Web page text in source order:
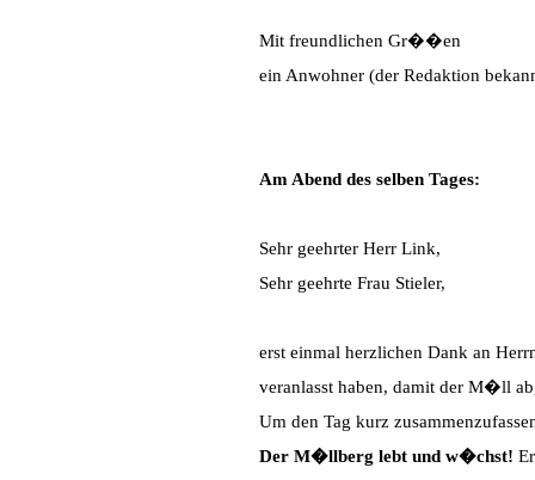
Mit freundlichen Gr��en
ein Anwohner (der Redaktion
Am Abend des selben Tages:
Sehr geehrter Herr Link,
Sehr geehrte Frau Stieler,
erst einmal herzlichen Dank an
veranlasst haben, damit der M�ll
Um den Tag kurz
Der M�llberg lebt und w�chst!